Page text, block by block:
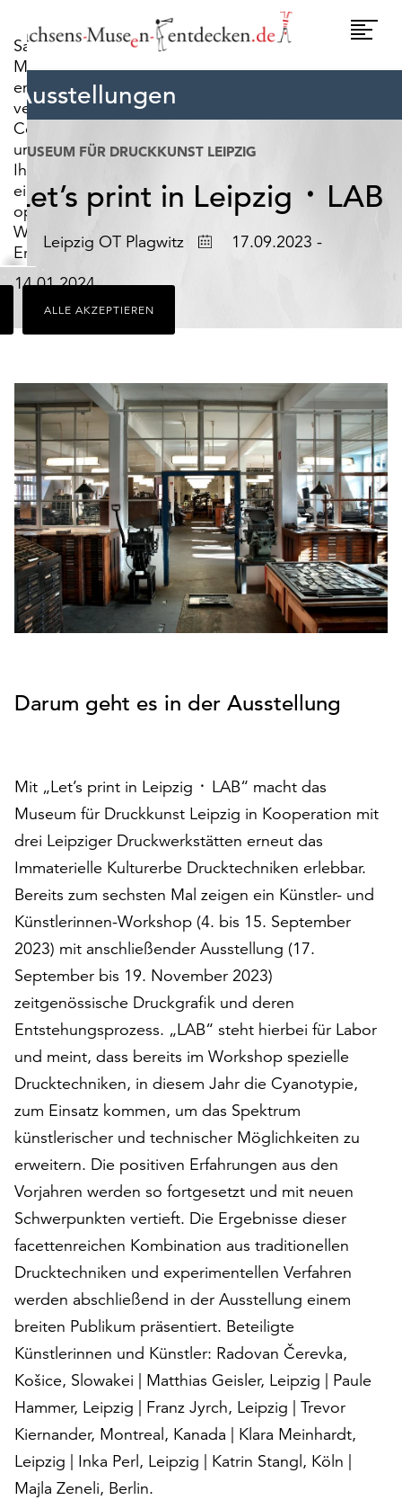
Sachsens-
Museen-
entdecken.de
verwendet
Cookies,
um
Ihnen
ein
optimales
Webseiten-
Erlebnis
zu
bieten.
Dazu
zählen
für
den
Betrieb
der
Seite
notwendig
sind
(funktionale
Cookies),
sowie
solche,
die
Statistikzwecken
Klicken
Sie
auf
„Alle
akzeptieren“,
um
alle
Cookies
zu
akzeptieren.
Sie
können
Ihr
Einverständnis
jederzeit
ändern
und
widerrufen.
Dafür
steht
Ihnen
am
Ende
Seite
die
Schaltfläche
„Cookie-
Einstellungen“
zur
Verfügung.
Funktionale
Cookies
werden
auch
ALLE AKZEPTIEREN
Ausstellungen
MUSEUM FÜR DRUCKKUNST LEIPZIG
Let’s print in Leipzig ᛫ LAB
Ort Leipzig OT Plagwitz Datum17.09.2023 -
14.01.2024
Darum geht es in der Ausstellung
Mit „Let’s print in Leipzig ᛫ LAB“ macht das
Museum für Druckkunst Leipzig in Kooperation mit
drei Leipziger Druckwerkstätten erneut das
Immaterielle Kulturerbe Drucktechniken erlebbar.
Bereits zum sechsten Mal zeigen ein Künstler- und
Künstlerinnen-Workshop (4. bis 15. September
2023) mit anschließender Ausstellung (17.
September bis 19. November 2023)
zeitgenössische Druckgrafik und deren
Entstehungsprozess. „LAB“ steht hierbei für Labor
und meint, dass bereits im Workshop spezielle
Drucktechniken, in diesem Jahr die Cyanotypie,
zum Einsatz kommen, um das Spektrum
künstlerischer und technischer Möglichkeiten zu
erweitern. Die positiven Erfahrungen aus den
Vorjahren werden so fortgesetzt und mit neuen
Schwerpunkten vertieft. Die Ergebnisse dieser
facettenreichen Kombination aus traditionellen
Drucktechniken und experimentellen Verfahren
werden abschließend in der Ausstellung einem
breiten Publikum präsentiert. Beteiligte
Künstlerinnen und Künstler: Radovan Čerevka,
Košice, Slowakei | Matthias Geisler, Leipzig | Paule
Hammer, Leipzig | Franz Jyrch, Leipzig | Trevor
Kiernander, Montreal, Kanada | Klara Meinhardt,
Leipzig | Inka Perl, Leipzig | Katrin Stangl, Köln |
Majla Zeneli, Berlin.